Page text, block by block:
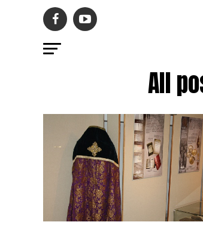
All